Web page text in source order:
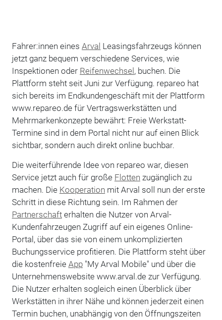
Fahrer:innen eines Arval Leasingsfahrzeugs können
jetzt ganz bequem verschiedene Services, wie
Inspektionen oder Reifenwechsel, buchen. Die
Plattform steht seit Juni zur Verfügung. repareo hat
sich bereits im Endkundengeschäft mit der Plattform
www.repareo.de für Vertragswerkstätten und
Mehrmarkenkonzepte bewährt: Freie Werkstatt-
Termine sind in dem Portal nicht nur auf einen Blick
sichtbar, sondern auch direkt online buchbar.
Die weiterführende Idee von repareo war, diesen
Service jetzt auch für große Flotten zugänglich zu
machen. Die Kooperation mit Arval soll nun der erste
Schritt in diese Richtung sein. Im Rahmen der
Partnerschafterhalten die Nutzer von Arval-
Kundenfahrzeugen Zugriff auf ein eigenes Online-
Portal, über das sie von einem unkomplizierten
Buchungsservice profitieren. Die Plattform steht über
die kostenfreie App"My Arval Mobile" und über die
Unternehmenswebsite www.arval.de zur Verfügung.
Die Nutzer erhalten sogleich einen Überblick über
Werkstätten in ihrer Nähe und können jederzeit einen
Termin buchen, unabhängig von den Öffnungszeiten